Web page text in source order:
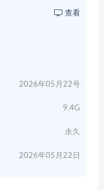
查看
2026年05月22号
9.4G
永久
2026年05月22日